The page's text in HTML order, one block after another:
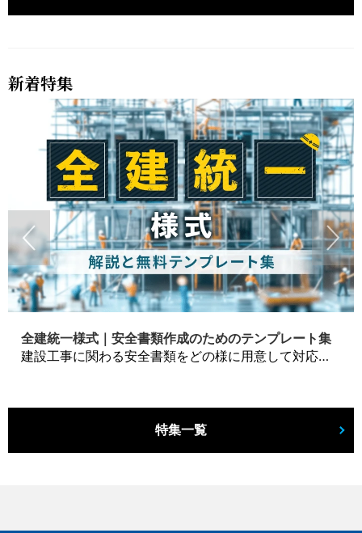
新着特集
全建統一様式｜安全書類作成のためのテンプレート集
建設工事に関わる安全書類をどの様に用意して対応するか？関連書式テンプレートから書き方の注意点などの役立つコラムをbizoceanがお届けします。
特集一覧